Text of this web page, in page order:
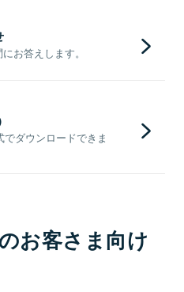
お答えします。
ダウンロードできま
お客さま向け